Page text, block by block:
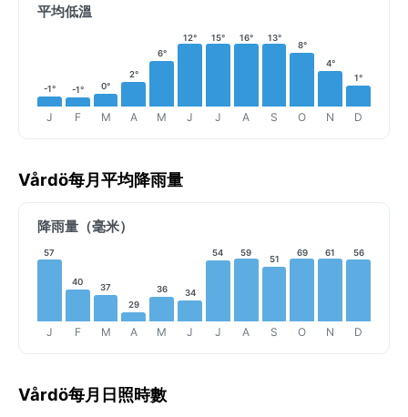
平均低溫
-1°
J
-1°
F
0°
M
2°
A
6°
M
12°
J
15°
J
16°
A
13°
S
8°
O
4°
N
1°
D
Vårdö每月平均降雨量
降雨量（毫米）
57
J
40
F
37
M
29
A
36
M
34
J
54
J
59
A
51
S
69
O
61
N
56
D
Vårdö每月日照時數